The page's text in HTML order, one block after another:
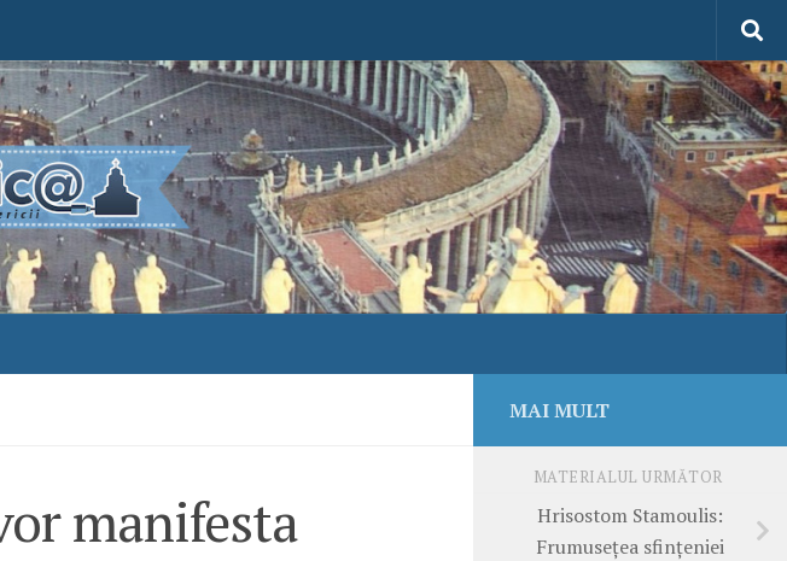
manifesta
MAI MULT
MATERIALUL URMĂTOR
Hrisostom Stamoulis:
Frumuseţea sfinţeniei